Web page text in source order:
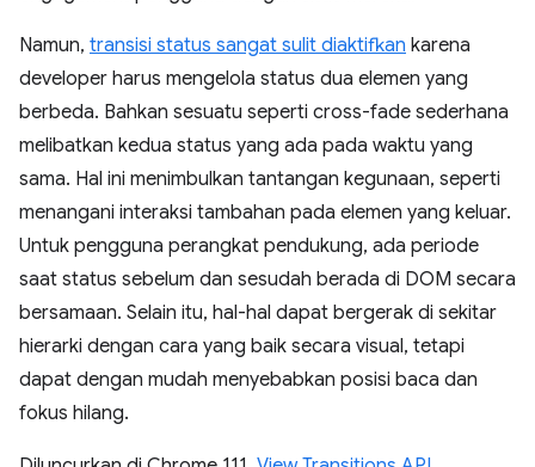
Namun, transisi status sangat sulit diaktifkan karena
developer harus mengelola status dua elemen yang
berbeda. Bahkan sesuatu seperti cross-fade sederhana
melibatkan kedua status yang ada pada waktu yang
sama. Hal ini menimbulkan tantangan kegunaan, seperti
menangani interaksi tambahan pada elemen yang keluar.
Untuk pengguna perangkat pendukung, ada periode
saat status sebelum dan sesudah berada di DOM secara
bersamaan. Selain itu, hal-hal dapat bergerak di sekitar
hierarki dengan cara yang baik secara visual, tetapi
dapat dengan mudah menyebabkan posisi baca dan
fokus hilang.